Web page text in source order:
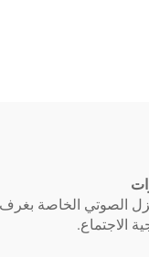
الصوتي الخاصة
الاجتماع.